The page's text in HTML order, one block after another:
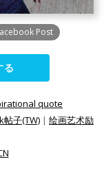
Post
る
quote
子(TW) | 绘画艺术励